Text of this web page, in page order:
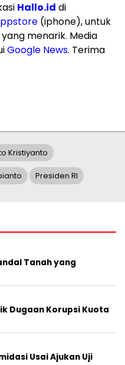
Hallo.id di
(iphone), untuk
menarik. Media
Google News. Terima
Kristiyanto
Presiden RI
Tanah yang
Dugaan Korupsi Kuota
Usai Ajukan Uji